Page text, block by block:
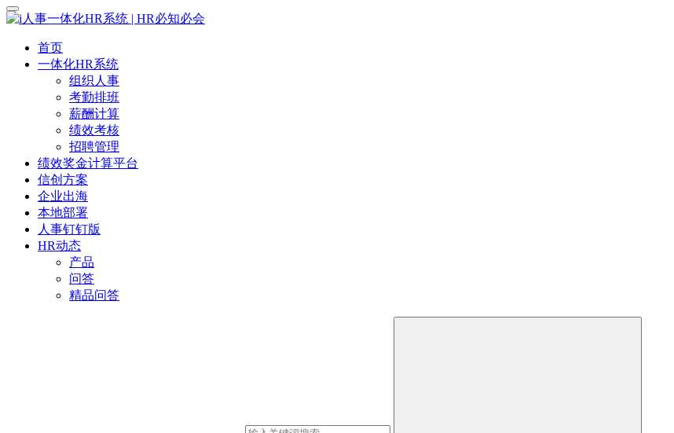
首页
一体化HR系统
组织人事
考勤排班
薪酬计算
绩效考核
招聘管理
绩效奖金计算平台
信创方案
企业出海
本地部署
人事钉钉版
HR动态
产品
问答
精品问答